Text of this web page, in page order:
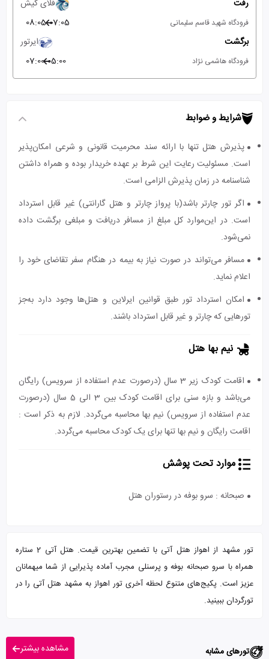
رفت فلای کیش
فرودگاه شهید قاسم سلیمانی 07:05
08:05
برگشت
ایرتور
فرودگاه هاشمی نژاد 05:00
07:00
شرایط و ضوابط
پذیرش هتل تنها با ارائه سند محرمیت قانونی و شرعی امکان‌پذیر
است. مسئولیت رعایت این شرط بر عهده خریدار بوده و همراه داشتن
شناسنامه در زمان پذیرش الزامی است.
اگر تور چارتر باشد(با پرواز چارتر و هتل گارانتی) غیر قابل استرداد
است. در این‌موارد کل مبلغ از مسافر دریافت و مبلغی برگشت داده
نمی‌شود.
مسافر می‌تواند در صورت نیاز به بیمه در هنگام سفر تقاضای خود را
اعلام نماید.
امکان استرداد تور طبق قوانین ایرلاین و هتل‌ها وجود دارد به‌جز
تورهایی که چارتر و غیر قابل استرداد باشند.
نیم بها هتل
اقامت کودک زیر 3 سال (درصورت عدم استفاده از سرویس) رایگان
می‌باشد و بازه سنی برای اقامت کودک بین 3 الی 5 سال (درصورت
عدم استفاده از سرویس) نیم بها محاسبه می‌گردد. لازم به ذکر است :
اقامت رایگان و نیم بها تنها برای یک کودک محاسبه می‌گردد.
موارد تحت پوشش
صبحانه : سرو بوفه در رستوران هتل
تور مشهد از اهواز هتل آتی با تضمین بهترین قیمت. هتل آتی 2 ستاره
همراه با سرو صبحانه بوفه و پرسنلی مجرب آماده پذیرایی از شما میهمانان
عزیز است. پکیج‌های متنوع لحظه آخری تور اهواز به مشهد هتل آتی را در
تورگردان ببینید.
تورهای مشابه مشاهده بیشتر